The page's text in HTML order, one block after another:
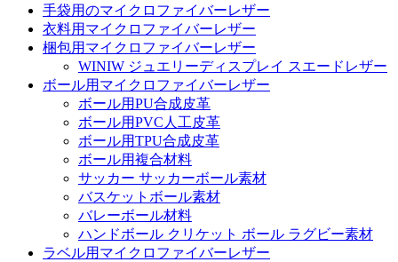
手袋用のマイクロファイバーレザー
衣料用マイクロファイバーレザー
梱包用マイクロファイバーレザー
WINIW ジュエリーディスプレイ スエードレザー
ボール用マイクロファイバーレザー
ボール用PU合成皮革
ボール用PVC人工皮革
ボール用TPU合成皮革
ボール用複合材料
サッカー サッカーボール素材
バスケットボール素材
バレーボール材料
ハンドボール クリケット ボール ラグビー素材
ラベル用マイクロファイバーレザー